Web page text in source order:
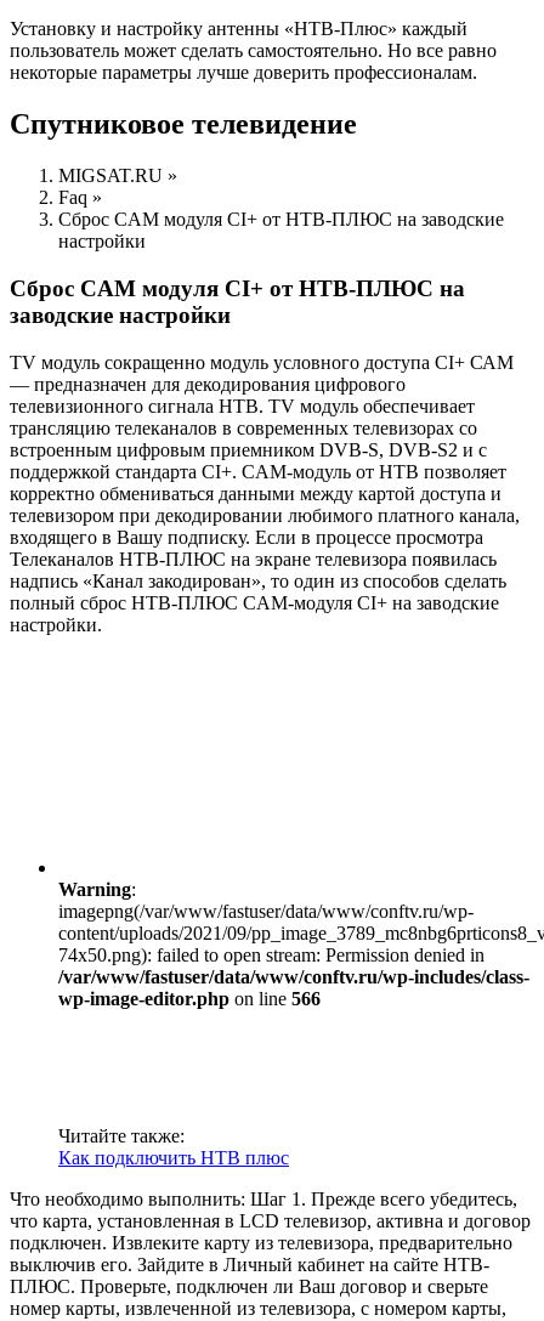
Установку и настройку антенны «HTB-Плюс» каждый
пользователь может сделать самостоятельно. Но все равно
некоторые параметры лучше доверить профессионалам.
Спутниковое телевидение
MIGSAT.RU »
Faq »
Сброс CAM модуля CI+ от НТВ-ПЛЮС на заводские
настройки
Сброс CAM модуля CI+ от НТВ-ПЛЮС на
заводские настройки
TV модуль сокращенно модуль условного доступа CI+ САМ
— предназначен для декодирования цифрового
телевизионного сигнала НТВ. TV модуль обеспечивает
трансляцию телеканалов в современных телевизорах со
встроенным цифровым приемником DVB-S, DVB-S2 и с
поддержкой стандарта CI+. CAM-модуль от НТВ позволяет
корректно обмениваться данными между картой доступа и
телевизором при декодировании любимого платного канала,
входящего в Вашу подписку. Если в процессе просмотра
Телеканалов НТВ-ПЛЮС на экране телевизора появилась
надпись «Канал закодирован», то один из способов сделать
полный сброс НТВ-ПЛЮС CAM-модуля CI+ на заводские
настройки.
Warning:
imagepng(/var/www/fastuser/data/www/conftv.ru/wp-
content/uploads/2021/09/
74x50.png): failed to open stream: Permission denied in
/var/www/fastuser/data/www/conftv.ru/wp-includes/class-
wp-image-editor.php on line 566
Читайте также:
Как подключить НТВ плюс
Что необходимо выполнить: Шаг 1. Прежде всего убедитесь,
что карта, установленная в LCD телевизор, активна и договор
подключен. Извлеките карту из телевизора, предварительно
выключив его. Зайдите в Личный кабинет на сайте НТВ-
ПЛЮС. Проверьте, подключен ли Ваш договор и сверьте
номер карты, извлеченной из телевизора, с номером карты,